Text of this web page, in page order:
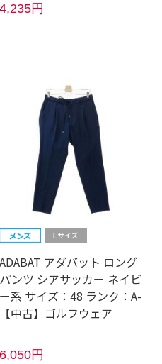
4,235円
ADABAT アダバット ロング
パンツ シアサッカー ネイビ
ー系 サイズ：48 ランク：A-
【中古】ゴルフウェア
6,050円